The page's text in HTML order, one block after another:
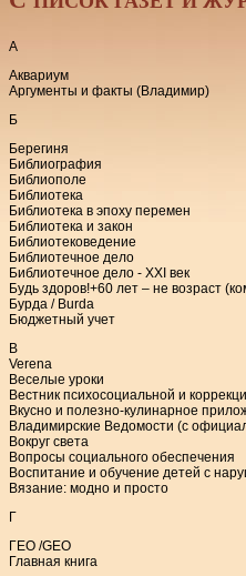
А
Аквариум
Аргументы и факты (Владимир)
Б
Берегиня
Библиография
Библиополе
Библиотека
Библиотека в эпоху перемен
Библиотека и закон
Библиотековедение
Библиотечное дело
Библиотечное дело - XXI век
Будь здоров!+60 лет – не возраст
Бурда / Burda
Бюджетный учет
В
Verena
Веселые уроки
Вестник психосоциальной и
Вкусно и полезно-кулинарное
Владимирские Ведомости (с
Вокруг света
Вопросы социального обеспечения
Воспитание и обучение детей с
Вязание: модно и просто
Г
ГЕО /GEO
Главная книга